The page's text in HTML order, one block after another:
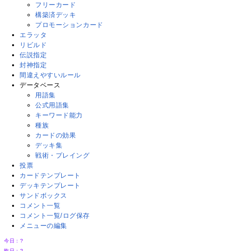
フリーカード
構築済デッキ
プロモーションカード
エラッタ
リビルド
伝説指定
封神指定
間違えやすいルール
データベース
用語集
公式用語集
キーワード能力
種族
カードの効果
デッキ集
戦術・プレイング
投票
カードテンプレート
デッキテンプレート
サンドボックス
コメント一覧
コメント一覧/ログ保存
メニューの編集
今日： ?